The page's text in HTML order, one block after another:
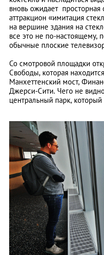
вновь ожидает
аттракцион «имитация
на вершине здания на
все это не по-настоящему,
обычные плоские
Со смотровой площадки
Свободы, которая
Манхеттенский мост,
Джерси-Сити. Чего не
центральный парк,